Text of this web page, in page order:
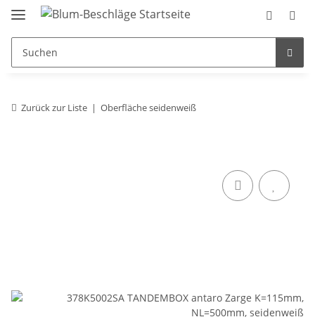
Zurück zur Liste Oberfläche seidenweiß